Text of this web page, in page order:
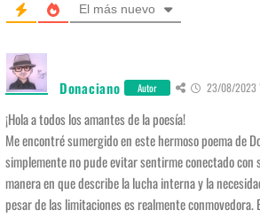
El más nuevo
Donaciano Autor 23/08/2023
¡Hola a todos los amantes de la poesía!
Me encontré sumergido en este hermoso poema de
simplemente no pude evitar sentirme conectado con
manera en que describe la lucha interna y la
pesar de las limitaciones es realmente conmovedora.